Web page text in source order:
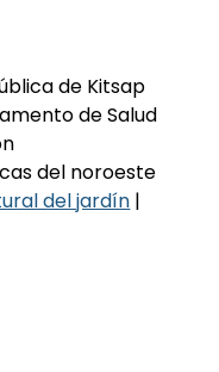
de Kitsap
de Salud
del noroeste
del jardín |